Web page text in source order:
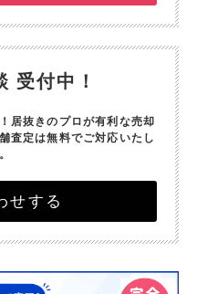
受付中！
居抜きのプロが有利な売却
査定は無料でご対応いたし
せする